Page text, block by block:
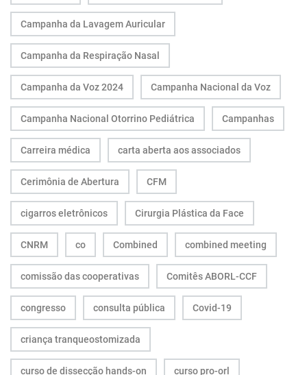
Campanha da Lavagem Auricular
Campanha da Respiração Nasal
Campanha da Voz 2024 Campanha Nacional da Voz
Campanha Nacional Otorrino Pediátrica Campanhas
Carreira médica carta aberta aos associados
Cerimônia de Abertura CFM
cigarros eletrônicos Cirurgia Plástica da Face
CNRM co Combined combined meeting
comissão das cooperativas Comitês ABORL-CCF
congresso consulta pública Covid-19
criança tranqueostomizada
curso de dissecção hands-on curso pro-orl